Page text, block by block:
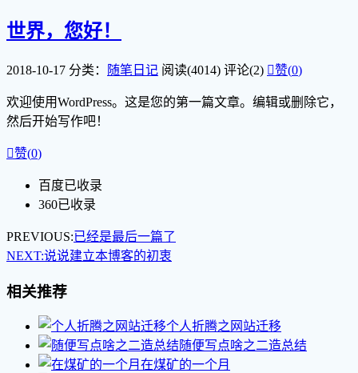
世界，您好！
2018-10-17 分类： 随笔日记 阅读(4014) 评论(2) 赞(0)
欢迎使用WordPress。这是您的第一篇文章。编辑或删除它，
然后开始写作吧！
赞(0)
百度已收录
360已收录
PREVIOUS:已经是最后一篇了
NEXT:说说建立本博客的初衷
相关推荐
个人折腾之网站迁移
随便写点啥之二造总结
在煤矿的一个月